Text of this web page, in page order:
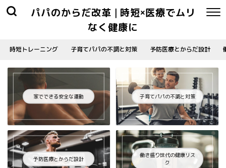
パパのからだ改革 | 時短×医療でムリ
なく健康に
時短トレーニング 子育てパパの不調と対策 予防医療とからだ設計
家でできる安全な運動 子育てパパの不調と対策
予防医療とからだ設計
働き盛り世代の健康リス
ク